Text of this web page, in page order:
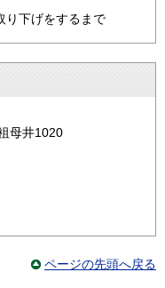
り下げをするまで
母井1020
ページの先頭へ戻る